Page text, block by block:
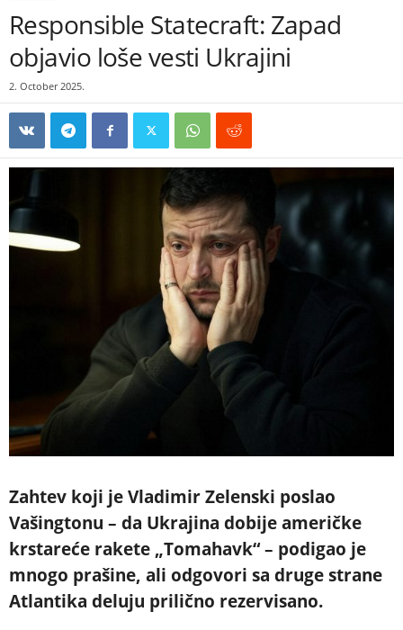
Responsible Statecraft: Zapad
objavio loše vesti Ukrajini
2. October 2025.
Zahtev koji je Vladimir Zelenski poslao
Vašingtonu – da Ukrajina dobije američke
krstareće rakete „Tomahavk“ – podigao je
mnogo prašine, ali odgovori sa druge strane
Atlantika deluju prilično rezervisano.